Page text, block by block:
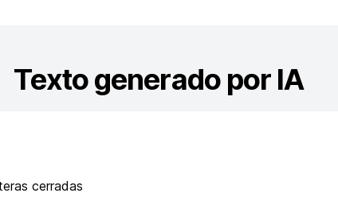
Texto generado por IA
cerradas